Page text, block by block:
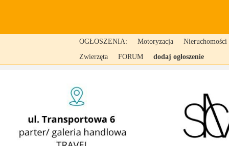
OGŁOSZENIA: Motoryzacja
Nieruchomości
Zwierzęta
FORUM dodaj ogłoszenie